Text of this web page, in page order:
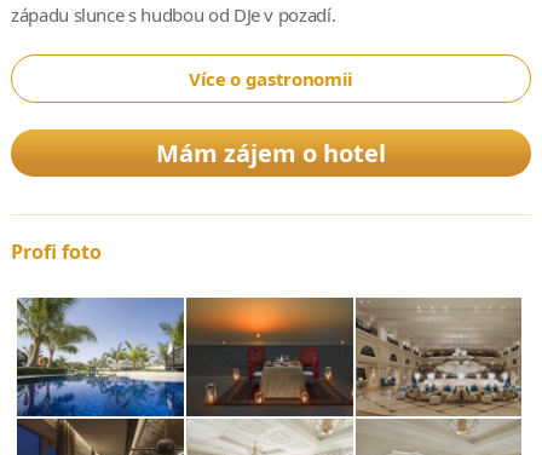
západu slunce s hudbou od DJe v pozadí.
Více o gastronomii
Mám zájem o hotel
Profi foto